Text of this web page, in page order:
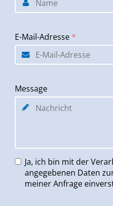
E-Mail-Adresse *
Message
Ja, ich bin mit der
angegebenen Daten
meiner Anfrage